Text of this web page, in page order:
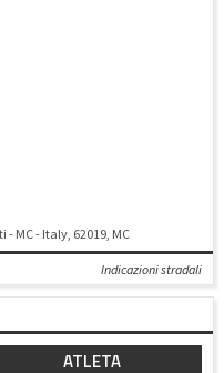
MC - Italy, 62019, MC
Indicazioni stradali
ATLETA